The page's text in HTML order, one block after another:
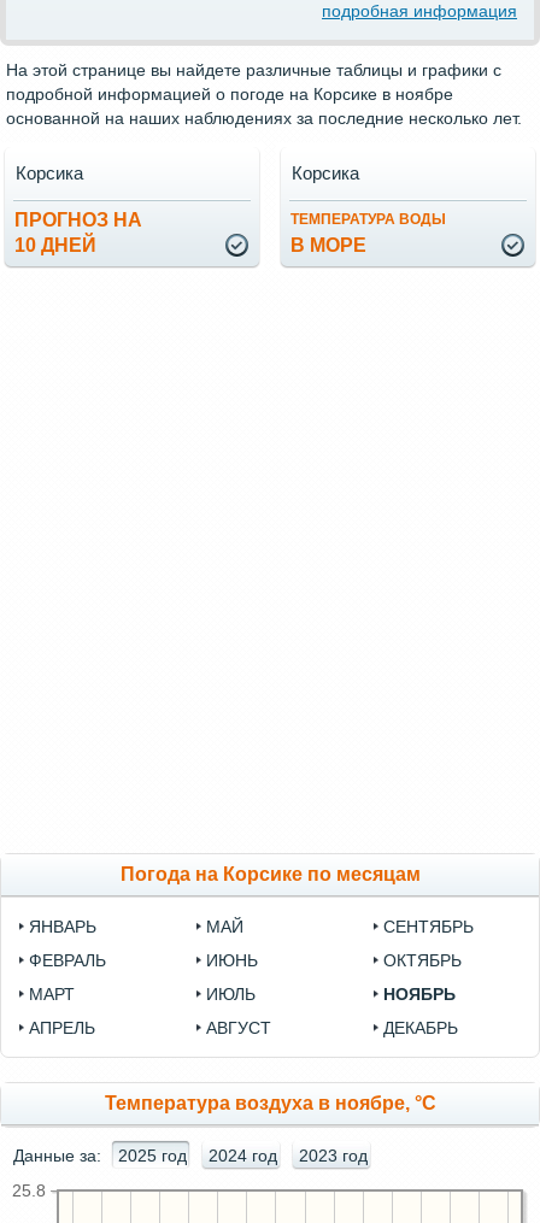
подробная информация
На этой странице вы найдете различные таблицы и графики с
подробной информацией о погоде на Корсике в ноябре
основанной на наших наблюдениях за последние несколько лет.
ПРОГНОЗ НА
10 ДНЕЙ
Корсика
ТЕМПЕРАТУРА ВОДЫ
В МОРЕ
Корсика
Погода на Корсике по месяцам
ЯНВАРЬ
ФЕВРАЛЬ
МАРТ
АПРЕЛЬ
МАЙ
ИЮНЬ
ИЮЛЬ
АВГУСТ
СЕНТЯБРЬ
ОКТЯБРЬ
НОЯБРЬ
ДЕКАБРЬ
Температура воздуха в ноябре, °C
Данные за: 2025 год 2024 год 2023 год
25.8